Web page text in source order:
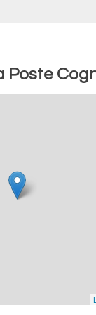
Poste